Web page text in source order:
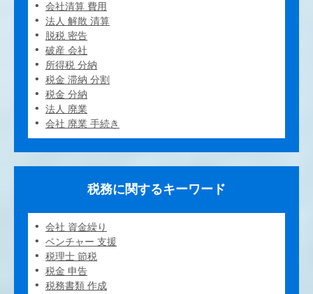
会社清算 費用
法人 解散 清算
脱税 密告
破産 会社
所得税 分納
税金 滞納 分割
税金 分納
法人 廃業
会社 廃業 手続き
税務に関するキーワード
会社 資金繰り
ベンチャー 支援
税理士 節税
税金 申告
税務書類 作成